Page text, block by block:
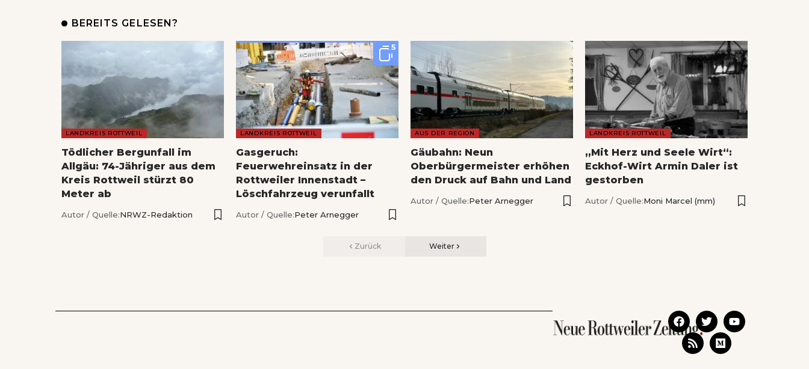
BEREITS GELESEN?
LANDKREIS ROTTWEIL
Tödlicher Bergunfall im
Allgäu: 74-Jähriger aus dem
Kreis Rottweil stürzt 80
Meter ab
Autor / Quelle:NRWZ-Redaktion
5
LANDKREIS ROTTWEIL
Gasgeruch:
Feuerwehreinsatz in der
Rottweiler Innenstadt –
Löschfahrzeug verunfallt
Autor / Quelle:Peter Arnegger
AUS DER REGION
Gäubahn: Neun
Oberbürgermeister erhöhen
den Druck auf Bahn und Land
Autor / Quelle:Peter Arnegger
LANDKREIS ROTTWEIL
„Mit Herz und Seele Wirt“:
Eckhof-Wirt Armin Daler ist
gestorben
Autor / Quelle:Moni Marcel (mm)
Zurück Weiter